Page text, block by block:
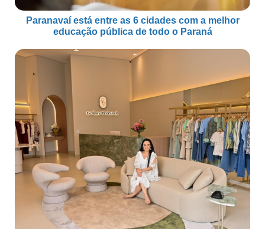
Paranavaí está entre as 6 cidades com a melhor
educação pública de todo o Paraná